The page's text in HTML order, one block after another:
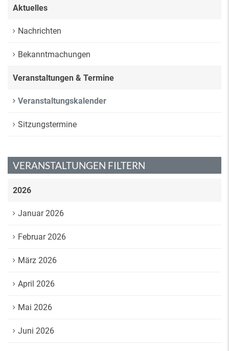
Aktuelles
Nachrichten
Bekanntmachungen
Veranstaltungen & Termine
Veranstaltungskalender
Sitzungstermine
VERANSTALTUNGEN FILTERN
2026
Januar 2026
Februar 2026
März 2026
April 2026
Mai 2026
Juni 2026